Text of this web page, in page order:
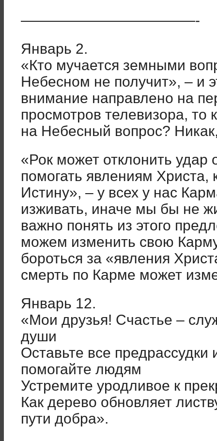
————————————-
Январь 2.
«Кто мучается земными
Небесном не получит», – и
внимание направлено на
просмотров телевизора, то
на Небесный вопрос?
«Рок может отклонить удар
помогать явлениям Христа,
Истину», – у всех у нас
изживать, иначе мы бы не
важно понять из этого
можем изменить свою
бороться за «явления
смерть по Карме может
Январь 12.
«Мои друзья! Счастье –
души
Оставьте все предрассудки
помогайте людям
Устремите уродливое к
Как дерево обновляет
пути добра».